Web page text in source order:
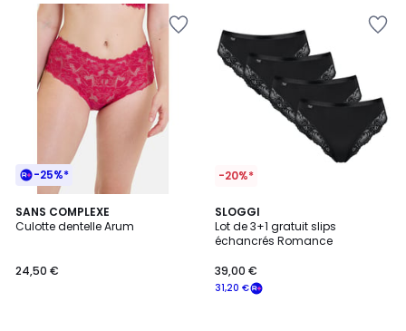
-25%*
SANS COMPLEXE
Culotte dentelle Arum
24,50 €
4,8
/ 5
10
Couleurs
-20%*
SLOGGI
Lot de 3+1 gratuit slips
échancrés Romance
31,20 €
39,00 €
4,5
/ 5
2
Couleurs